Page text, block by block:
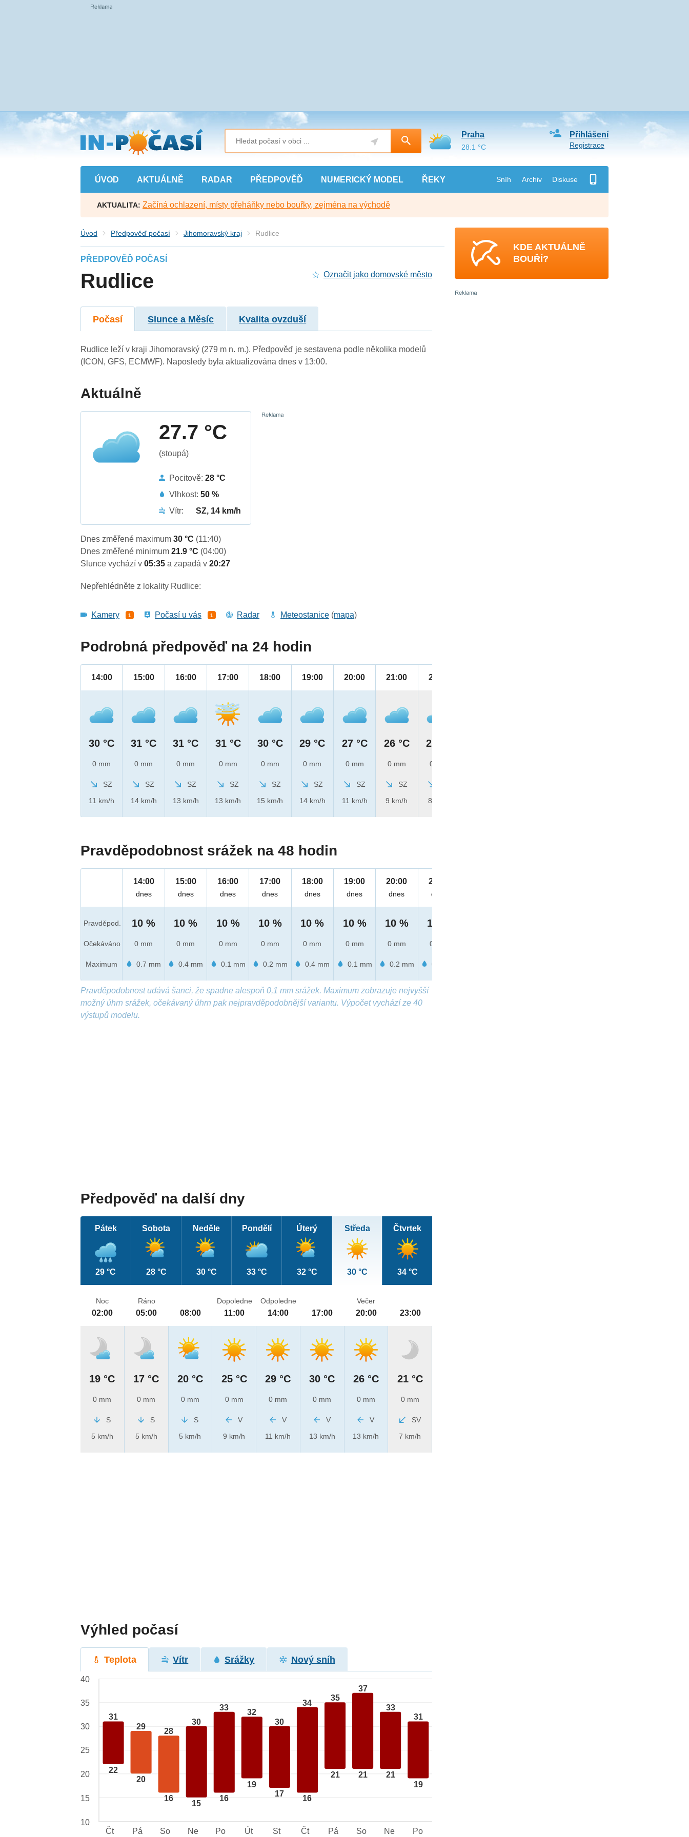
Přejít
na
hlavní
obsah
ÚVOD AKTUÁLNĚ RADAR PŘEDPOVĚĎ NUMERICKÝ MODEL ŘEKY Sníh Archiv Diskuse
Přihlášení
Registrace
Praha
28.1 °C
AKTUALITA: Začíná ochlazení, místy přeháňky nebo bouřky, zejména na východě
Úvod Předpověď počasí Jihomoravský kraj Rudlice
PŘEDPOVĚĎ POČASÍ
Rudlice Označit jako domovské město
Počasí Slunce a Měsíc Kvalita ovzduší
Rudlice leží v kraji Jihomoravský (279 m n. m.). Předpověď je sestavena podle několika modelů
(ICON, GFS, ECMWF). Naposledy byla aktualizována dnes v 13:00.
Aktuálně
27.7 °C
(stoupá)
Pocitově:28 °C
Vlhkost:50 %
Vítr:
SZ, 14 km/h
Dnes změřené maximum30 °C (11:40)
Dnes změřené minimum21.9 °C (04:00)
Slunce vychází v05:35a zapadá v20:27
Nepřehlédněte z lokality Rudlice:
Kamery 1 Počasí u vás 1 Radar Meteostanice (mapa)
Podrobná předpověď na 24 hodin
14:00
30 °C
0 mm
SZ
11 km/h
15:00
31 °C
0 mm
SZ
14 km/h
16:00
31 °C
0 mm
SZ
13 km/h
17:00
31 °C
0 mm
SZ
13 km/h
18:00
30 °C
0 mm
SZ
15 km/h
19:00
29 °C
0 mm
SZ
14 km/h
20:00
27 °C
0 mm
SZ
11 km/h
21:00
26 °C
0 mm
SZ
9 km/h
22:00
25 °C
0 mm
8 km/h
Pravděpodobnost srážek na 48 hodin
Pravděpod.
Očekáváno
Maximum
14:00
dnes
10 %
0 mm
0.7 mm
15:00
dnes
10 %
0 mm
0.4 mm
16:00
dnes
10 %
0 mm
0.1 mm
17:00
dnes
10 %
0 mm
0.2 mm
18:00
dnes
10 %
0 mm
0.4 mm
19:00
dnes
10 %
0 mm
0.1 mm
20:00
dnes
10 %
0 mm
0.2 mm
21:00
dnes
10 %
0 mm
0.4 mm
Pravděpodobnost udává šanci, že spadne alespoň 0,1 mm srážek. Maximum zobrazuje nejvyšší
možný úhrn srážek, očekávaný úhrn pak nejpravděpodobnější variantu. Výpočet vychází ze 40
výstupů modelu.
Předpověď na další dny
Pátek
29 °C
Sobota
28 °C
Neděle
30 °C
Pondělí
33 °C
Úterý
32 °C
Středa
30 °C
Čtvrtek
34 °C
Noc
02:00
19 °C
0 mm
S
5 km/h
Ráno
05:00
17 °C
0 mm
S
5 km/h
08:00
20 °C
0 mm
S
5 km/h
Dopoledne
11:00
25 °C
0 mm
V
9 km/h
Odpoledne
14:00
29 °C
0 mm
V
11 km/h
17:00
30 °C
0 mm
V
13 km/h
Večer
20:00
26 °C
0 mm
V
13 km/h
23:00
21 °C
0 mm
SV
7 km/h
Výhled počasí
Teplota Vítr Srážky Nový sníh
31
22
29
20
28
16
30
15
33
16
32
19
30
17
34
16
35
21
37
21
33
21
31
19
40
35
30
25
20
15
10
Čt
Pá So Ne Po Út St Čt Pá So Ne Po
KDE AKTUÁLNĚ
BOUŘÍ?